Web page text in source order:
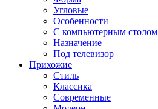
Угловые
Особенности
С компьютерным столом
Назначение
Под телевизор
Прихожие
Стиль
Классика
Современные